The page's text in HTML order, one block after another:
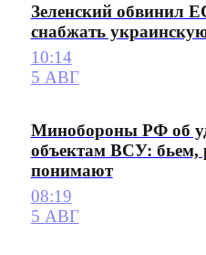
Зеленский обвинил
снабжать
10:14
5 АВГ
Минобороны РФ об
объектам ВСУ: бьем,
понимают
08:19
5 АВГ